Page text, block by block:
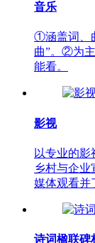
音乐
①涵盖词、
曲”。②为
能看。
影视
以专业的影
乡村与企业
媒体观看并
诗词楹联碑